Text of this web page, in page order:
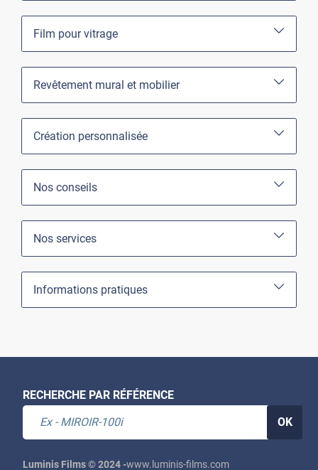
Film pour vitrage
Revêtement mural et mobilier
Création personnalisée
Nos conseils
Nos services
Informations pratiques
RECHERCHE PAR RÉFÉRENCE
OK
Luminis Films © 2024 -www.luminis-films.com